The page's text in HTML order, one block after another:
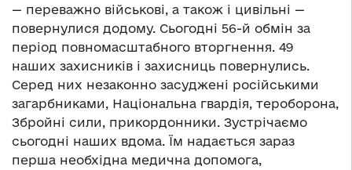
— переважно військові, а також і цивільні —
повернулися додому. Сьогодні 56-й обмін за
період повномасштабного вторгнення. 49
наших захисників і захисниць повернулись.
Серед них незаконно засуджені російськими
загарбниками, Національна гвардія, тероборона,
Збройні сили, прикордонники. Зустрічаємо
сьогодні наших вдома. Їм надається зараз
перша необхідна медична допомога,